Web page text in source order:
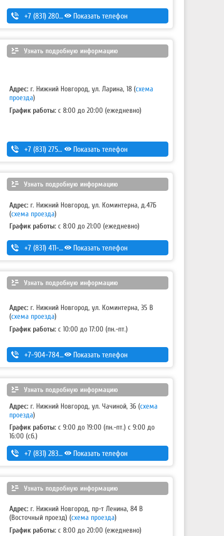
+7 (831) 280-69-88 Показать телефон
Узнать подробную информацию
Адрес: г. Нижний Новгород, ул. Ларина, 18(схема
проезда)
График работы: с 8:00 до 20:00 (ежедневно)
+7 (831) 275-83-12 Показать телефон
Узнать подробную информацию
Адрес: г. Нижний Новгород, ул. Коминтерна, д.47Б
(схема проезда)
График работы: с 8:00 до 21:00 (ежедневно)
+7 (831) 411-15-14 ,+7 (831) 411-15-24
Показать телефон
Узнать подробную информацию
Адрес: г. Нижний Новгород, ул. Коминтерна, 35 В
(схема проезда)
График работы: с 10:00 до 17:00 (пн.-пт.)
+7-904-784-15-71 Показать телефон
Узнать подробную информацию
Адрес: г. Нижний Новгород, ул. Чачиной, 36(схема
проезда)
График работы: с 9:00 до 19:00 (пн.-пт.) с 9:00 до
16:00 (сб.)
+7 (831) 283-38-68
,+7-953-555-86-86
Показать телефон
Узнать подробную информацию
Адрес: г. Нижний Новгород, пр-т Ленина, 84 В
(Восточный проезд) (схема проезда)
График работы: с 8:00 до 20:00 (ежедневно)